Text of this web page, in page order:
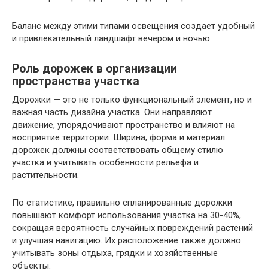
Баланс между этими типами освещения создает удобный
и привлекательный ландшафт вечером и ночью.
Роль дорожек в организации
пространства участка
Дорожки — это не только функциональный элемент, но и
важная часть дизайна участка. Они направляют
движение, упорядочивают пространство и влияют на
восприятие территории. Ширина, форма и материал
дорожек должны соответствовать общему стилю
участка и учитывать особенности рельефа и
растительности.
По статистике, правильно спланированные дорожки
повышают комфорт использования участка на 30-40%,
сокращая вероятность случайных повреждений растений
и улучшая навигацию. Их расположение также должно
учитывать зоны отдыха, грядки и хозяйственные
объекты.